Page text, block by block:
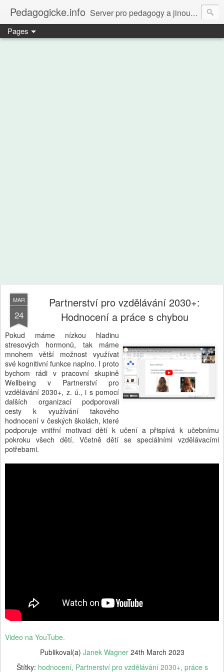
Pedagogicke.info Server pro pedagogy a jinou zvířenu
Pages
MAR
24
Partnerství pro vzdělávání 2030+:
Hodnocení a práce s chybou
Pokud máme nízkou hladinu
stresových hormonů, tak máme
mnohem větší možnost využívat
své kognitivní funkce naplno. I proto
bychom rádi v pracovní skupině
Wellbeing v Partnerství pro
vzdělávání 2030+, z. ú., i s pomocí
dalších organizací podporovali
cesty k využívání takového
hodnocení v českých školách, které
podporuje vnitřní motivaci dětí k učení a přispívá k učebnímu
pokroku všech dětí. Včetně dětí se speciálními vzdělávacími
potřebami.
Video na YouTube.
Publikoval(a) Janek Wagner 24th March 2023
Štítky: hodnocení Partnerství pro vzdělávání 2030+ práce s